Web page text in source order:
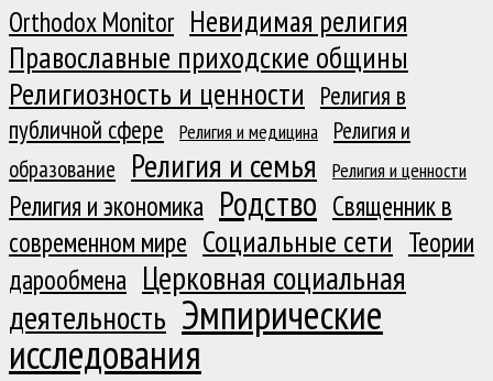
Orthodox Monitor Невидимая религия
Православные приходские общины
Религиозность и ценности Религия в
публичной сфере
Религия и медицина
Религия и
образование
Религия и семья Религия и ценности
Религия и экономика Родство Священник в
современном мире Социальные сети Теории
дарообмена Церковная социальная
деятельность Эмпирические
исследования